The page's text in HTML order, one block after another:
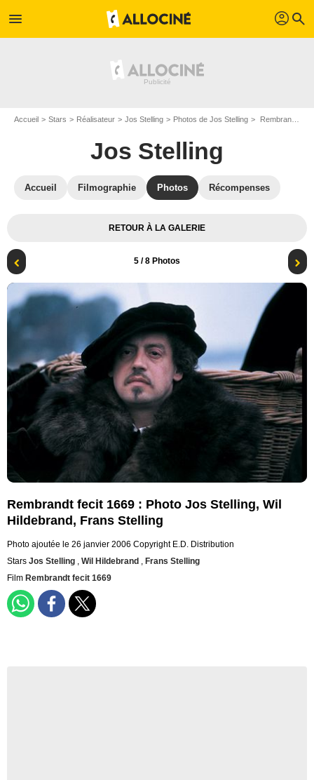
menu profil search
Accueil Stars Réalisateur Jos Stelling Photos de Jos Stelling Rembrandt fecit 1669 : Photo Jos Stelling, Wil Hildebrand, Frans Stelling
Jos Stelling
Accueil Filmographie Photos Récompenses
RETOUR À LA GALERIE
5 / 8 Photos
Rembrandt fecit 1669 : Photo Jos Stelling, Wil
Hildebrand, Frans Stelling
Photo ajoutée le 26 janvier 2006 Copyright E.D. Distribution
Stars Jos Stelling , Wil Hildebrand , Frans Stelling
Film Rembrandt fecit 1669